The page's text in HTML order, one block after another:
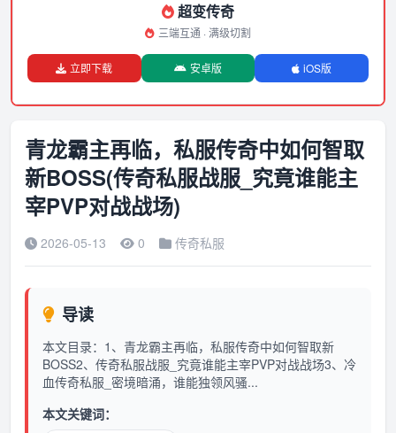
超变传奇
三端互通 · 满级切割
立即下载 安卓版 iOS版
青龙霸主再临，私服传奇中如何智取
新BOSS(传奇私服战服_究竟谁能主
宰PVP对战战场)
2026-05-13 0 传奇私服
导读
本文目录：1、青龙霸主再临，私服传奇中如何智取新
BOSS2、传奇私服战服_究竟谁能主宰PVP对战战场3、冷
血传奇私服_密境暗涌，谁能独领风骚...
本文关键词：